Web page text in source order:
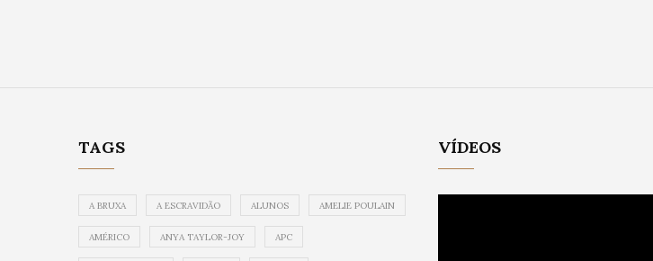
TAGS
A BRUXA A ESCRAVIDÃO ALUNOS AMELIE POULAIN
AMÉRICO ANYA TAYLOR-JOY APC
VÍDEOS